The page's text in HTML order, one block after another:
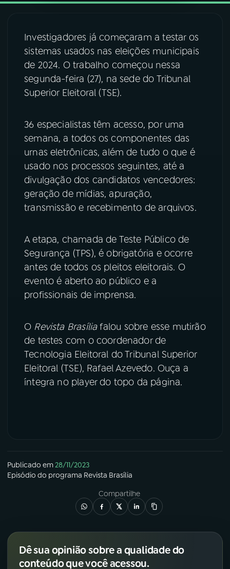
06VIDEOCASTS
07ÚLTIMAS
FESTIVAL DE MÚSICA
YouTube Facebook
Instagram X
TikTok
Investigadores já começaram a testar os
sistemas usados nas eleições municipais
de 2024. O trabalho começou nessa
segunda-feira (27), na sede do Tribunal
Superior Eleitoral (TSE).
36 especialistas têm acesso, por uma
semana, a todos os componentes das
urnas eletrônicas, além de tudo o que é
usado nos processos seguintes, até a
divulgação dos candidatos vencedores:
geração de mídias, apuração,
transmissão e recebimento de arquivos.
A etapa, chamada de Teste Público de
Segurança (TPS), é obrigatória e ocorre
antes de todos os pleitos eleitorais. O
evento é aberto ao público e a
profissionais de imprensa.
O Revista Brasíliafalou sobre esse mutirão
de testes com o coordenador de
Tecnologia Eleitoral do Tribunal Superior
Eleitoral (TSE), Rafael Azevedo. Ouça a
íntegra no player do topo da página.
Publicado em28/11/2023
Episódio do programa Revista Brasília
Compartilhe
Dê sua opinião sobre a qualidade do
conteúdo que você acessou.